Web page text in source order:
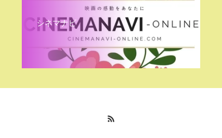
シネマナビ